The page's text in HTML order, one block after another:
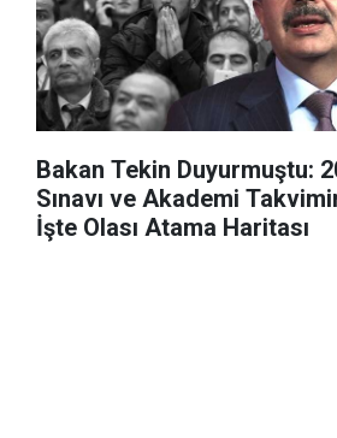
Bakan Tekin Duyurmuştu:
Sınavı ve Akademi
İşte Olası Atama Haritası